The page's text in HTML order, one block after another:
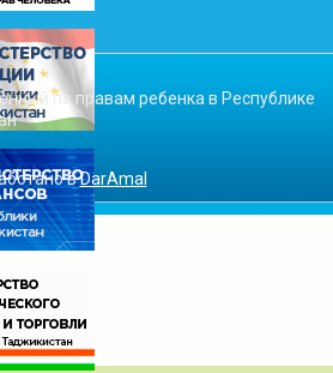
по правам ребенка в Республике
вDarAmal